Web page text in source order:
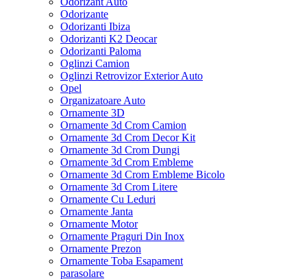
Odorizante
Odorizanti Ibiza
Odorizanti K2 Deocar
Odorizanti Paloma
Oglinzi Camion
Oglinzi Retrovizor Exterior Auto
Opel
Organizatoare Auto
Ornamente 3D
Ornamente 3d Crom Camion
Ornamente 3d Crom Decor Kit
Ornamente 3d Crom Dungi
Ornamente 3d Crom Embleme
Ornamente 3d Crom Embleme Bicolo
Ornamente 3d Crom Litere
Ornamente Cu Leduri
Ornamente Janta
Ornamente Motor
Ornamente Praguri Din Inox
Ornamente Prezon
Ornamente Toba Esapament
parasolare